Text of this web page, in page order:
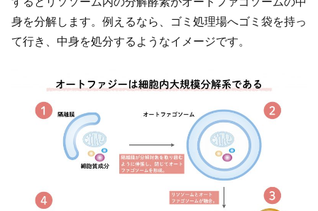
身を分解します。例えるなら、ゴミ処理場へゴミ袋を持っ
て行き、中身を処分するようなイメージです。